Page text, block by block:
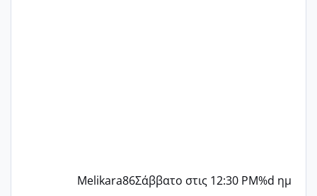
Melikara86Σάββατο στις 12:30 PM%d ημ